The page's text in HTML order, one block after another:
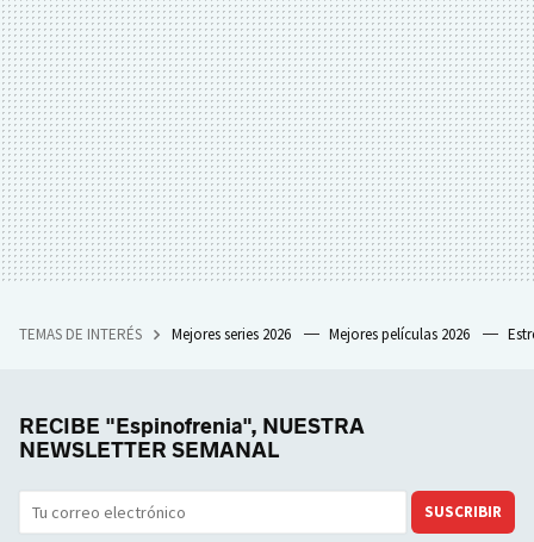
TEMAS DE INTERÉS Mejores series 2026 Mejores películas 2026
RECIBE "Espinofrenia", NUESTRA
NEWSLETTER SEMANAL
SUSCRIBIR